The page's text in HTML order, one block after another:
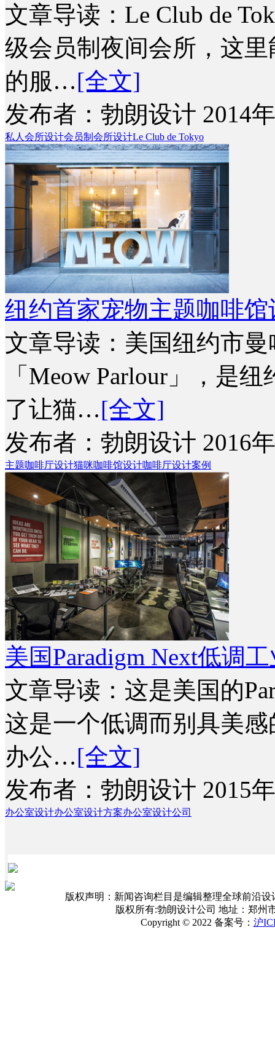
文章导读：Le Club de
级会员制夜间会所，这
的服…[全文]
发布者：勃朗设计 2014
私人会所设计会员制会所设计Le Club de Tokyo
纽约首家宠物主题咖啡
文章导读：美国纽约市
「Meow Parlour」，是
了让猫…[全文]
发布者：勃朗设计 2016
主题咖啡厅设计猫咪咖啡馆设计咖啡厅设计案例
美国Paradigm Next低调
文章导读：这是美国的
这是一个低调而别具美
办公…[全文]
发布者：勃朗设计 2015
办公室设计办公室设计方案办公室设计公司
版权声明：新闻咨询栏目是编辑整理全球前沿
版权所有:勃朗设计公司 地址：郑州
Copyright © 2022 备案号： 沪